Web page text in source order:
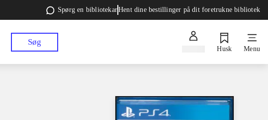
Spørg en bibliotekarHent dine bestillinger på dit foretrukne bibliotek
Søg
Husk Menu